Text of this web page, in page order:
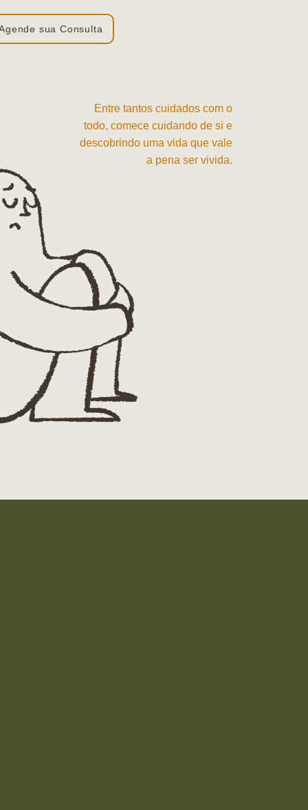
sua Consulta
Entre tantos cuidados com o
todo, comece cuidando de si e
descobrindo uma vida que vale
a pena ser vivida.